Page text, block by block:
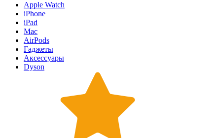
Apple Watch
iPhone
iPad
Mac
AirPods
Гаджеты
Аксессуары
Dyson